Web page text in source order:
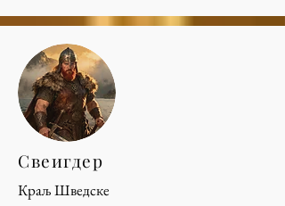
Свеигдер
Краљ Шведске